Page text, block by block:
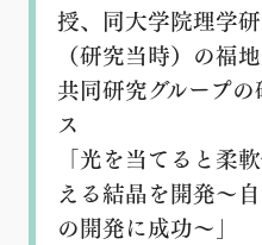
授、同大学院理学
（研究当時）の福
共同研究グループ
ス
「光を当てると柔
える結晶を開発～
の開発に成功～」